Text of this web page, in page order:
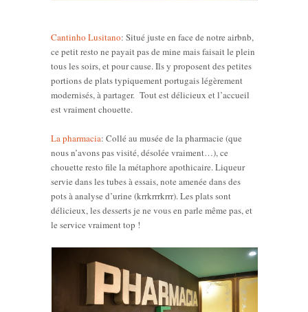
Cantinho Lusitano: Situé juste en face de notre airbnb,
ce petit resto ne payait pas de mine mais faisait le plein
tous les soirs, et pour cause. Ils y proposent des petites
portions de plats typiquement portugais légèrement
modernisés, à partager. Tout est délicieux et l’accueil
est vraiment chouette.
La pharmacia: Collé au musée de la pharmacie (que
nous n’avons pas visité, désolée vraiment…), ce
chouette resto file la métaphore apothicaire. Liqueur
servie dans les tubes à essais, note amenée dans des
pots à analyse d’urine (krrkrrrkrrr). Les plats sont
délicieux, les desserts je ne vous en parle même pas, et
le service vraiment top !